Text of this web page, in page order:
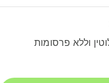
וללא פרסומות